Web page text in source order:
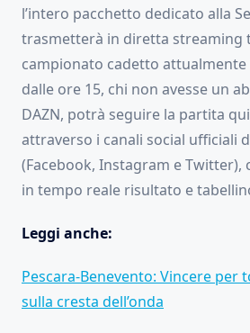
l’intero pacchetto dedicato alla
trasmetterà in diretta streaming
campionato cadetto
dalle ore 15, chi non avesse un
DAZN, potrà seguire la partita
attraverso i canali social ufficiali
(Facebook, Instagram e Twitter),
in tempo reale risultato e
Leggi anche:
Pescara-Benevento: Vincere per
sulla cresta dell’onda